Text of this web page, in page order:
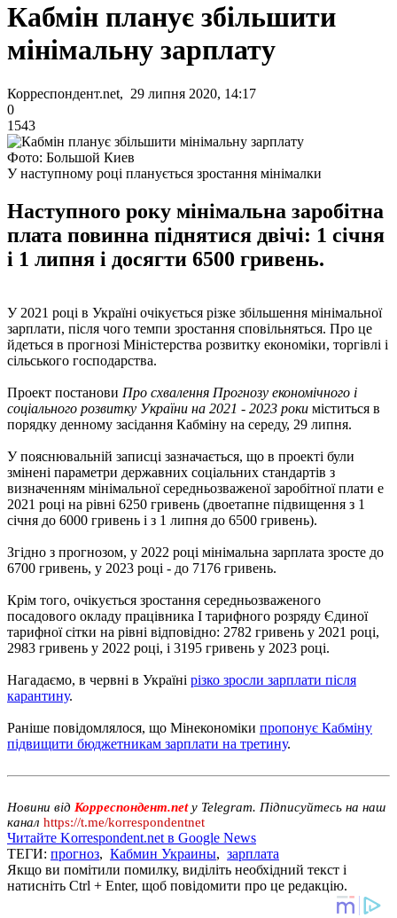
Кабмін планує збільшити
мінімальну зарплату
Корреспондент.net, 29 липня 2020, 14:17
0
1543
Фото: Большой Киев
У наступному році планується зростання мінімалки
Наступного року мінімальна заробітна
плата повинна піднятися двічі: 1 січня
і 1 липня і досягти 6500 гривень.
У 2021 році в Україні очікується різке збільшення мінімальної
зарплати, після чого темпи зростання сповільняться. Про це
йдеться в прогнозі Міністерства розвитку економіки, торгівлі і
сільського господарства.
Проект постанови Про схвалення Прогнозу економічного і
соціального розвитку України на 2021 - 2023 роки міститься в
порядку денному засідання Кабміну на середу, 29 липня.
У пояснювальній записці зазначається, що в проекті були
змінені параметри державних соціальних стандартів з
визначенням мінімальної середньозваженої заробітної плати e
2021 році на рівні 6250 гривень (двоетапне підвищення з 1
січня до 6000 гривень і з 1 липня до 6500 гривень).
Згідно з прогнозом, у 2022 році мінімальна зарплата зросте до
6700 гривень, у 2023 році - до 7176 гривень.
Крім того, очікується зростання середньозваженого
посадового окладу працівника I тарифного розряду Єдиної
тарифної сітки на рівні відповідно: 2782 гривень у 2021 році,
2983 гривень у 2022 році, і 3195 гривень у 2023 році.
Нагадаємо, в червні в Україні різко зросли зарплати після
карантину.
Раніше повідомлялося, що Мінекономіки пропонує Кабміну
підвищити бюджетникам зарплати на третину.
Новини від Корреспондент.net у Telegram. Підписуйтесь на наш
канал https://t.me/korrespondentnet
Читайте Korrespondent.net в Google News
ТЕГИ: прогноз, Кабмин Украины, зарплата
Якщо ви помітили помилку, виділіть необхідний текст і
натисніть Ctrl + Enter, щоб повідомити про це редакцію.